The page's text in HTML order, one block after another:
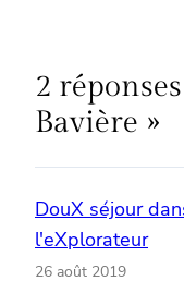
2
Bavière »
DouX séjour
l'eXplorateur
26 août 2019